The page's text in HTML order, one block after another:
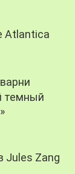
Atlantica
темный
Jules Zang